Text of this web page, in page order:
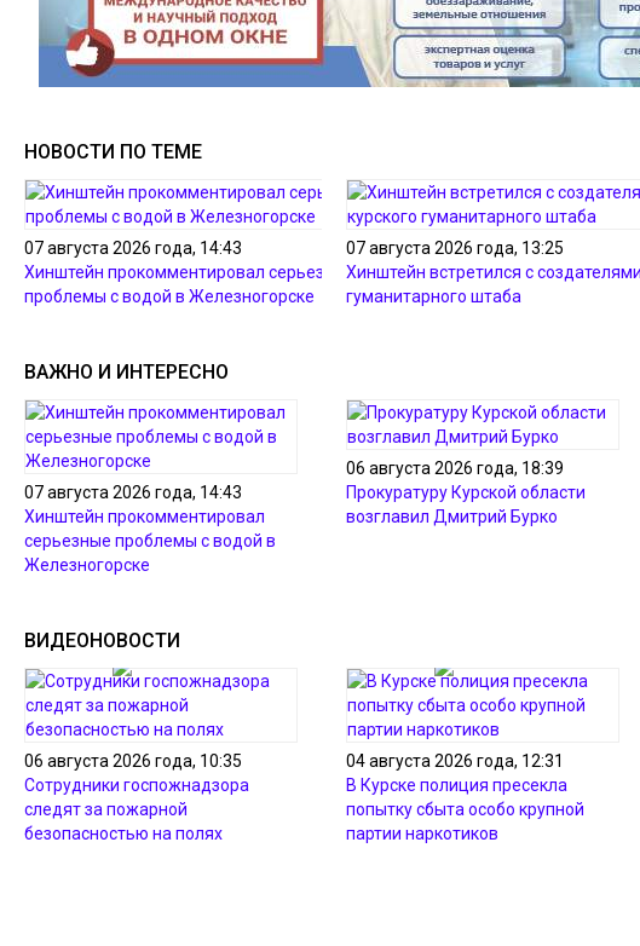
НОВОСТИ ПО ТЕМЕ
07 августа 2026 года, 14:43
Хинштейн прокомментировал серьезные
проблемы с водой в Железногорске
07 августа 2026 года, 13:25
Хинштейн встретился с
гуманитарного штаба
ВАЖНО И ИНТЕРЕСНО
07 августа 2026 года, 14:43
Хинштейн прокомментировал
серьезные проблемы с водой в
Железногорске
06 августа 2026 года, 18:39
Прокуратуру Курской области
возглавил Дмитрий Бурко
ВИДЕОНОВОСТИ
06 августа 2026 года, 10:35
Сотрудники госпожнадзора
следят за пожарной
безопасностью на полях
04 августа 2026 года, 12:31
В Курске полиция пресекла
попытку сбыта особо крупной
партии наркотиков